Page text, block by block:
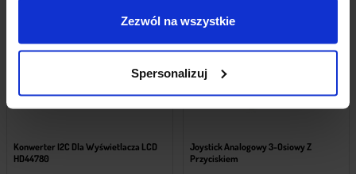
Zezwól na wszystkie
Spersonalizuj
Konwerter I2C Dla Wyświetlacza LCD
HD44780
Joystick Analogowy 3-Osiowy Z
Przyciskiem